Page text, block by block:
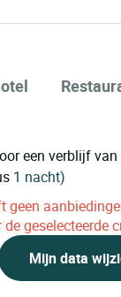
een verblijf van
1 nacht)
geen
geselecteerde
Mijn data